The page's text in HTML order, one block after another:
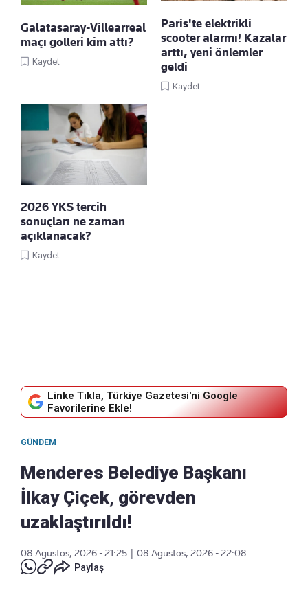
Galatasaray-Villearreal
maçı golleri kim attı?
Kaydet
Paris'te elektrikli
scooter alarmı! Kazalar
arttı, yeni önlemler
geldi
Kaydet
2026 YKS tercih
sonuçları ne zaman
açıklanacak?
Kaydet
Linke Tıkla, Türkiye Gazetesi'ni Google
Favorilerine Ekle!
GÜNDEM
Menderes Belediye Başkanı
İlkay Çiçek, görevden
uzaklaştırıldı!
08 Ağustos, 2026 - 21:25
08 Ağustos, 2026 - 22:08
Paylaş